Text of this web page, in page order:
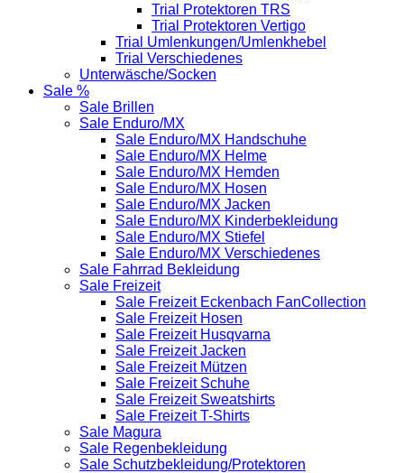
Trial Protektoren TRS
Trial Protektoren Vertigo
Trial Umlenkungen/Umlenkhebel
Trial Verschiedenes
Unterwäsche/Socken
Sale %
Sale Brillen
Sale Enduro/MX
Sale Enduro/MX Handschuhe
Sale Enduro/MX Helme
Sale Enduro/MX Hemden
Sale Enduro/MX Hosen
Sale Enduro/MX Jacken
Sale Enduro/MX Kinderbekleidung
Sale Enduro/MX Stiefel
Sale Enduro/MX Verschiedenes
Sale Fahrrad Bekleidung
Sale Freizeit
Sale Freizeit Eckenbach FanCollection
Sale Freizeit Hosen
Sale Freizeit Husqvarna
Sale Freizeit Jacken
Sale Freizeit Mützen
Sale Freizeit Schuhe
Sale Freizeit Sweatshirts
Sale Freizeit T-Shirts
Sale Magura
Sale Regenbekleidung
Sale Schutzbekleidung/Protektoren